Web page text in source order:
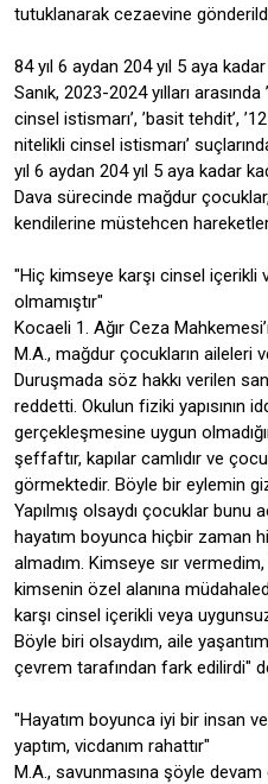
tutuklanarak cezaevine
84 yıl 6 aydan 204 yıl 5 aya
Sanık, 2023-2024 yılları
cinsel istismarı’, ’basit tehdit’,
nitelikli cinsel istismarı’
yıl 6 aydan 204 yıl 5 aya kadar
Dava sürecinde mağdur
kendilerine müstehcen
"Hiç kimseye karşı cinsel içerikli
olmamıştır"
Kocaeli 1. Ağır Ceza
M.A., mağdur çocukların aileleri
Duruşmada söz hakkı verilen
reddetti. Okulun fiziki yapısının
gerçekleşmesine uygun
şeffaftır, kapılar camlıdır ve
görmektedir. Böyle bir eylemin
Yapılmış olsaydı çocuklar bunu
hayatım boyunca hiçbir zaman
almadım. Kimseye sır
kimsenin özel alanına
karşı cinsel içerikli veya
Böyle biri olsaydım, aile
çevrem tarafından fark edilirdi"
"Hayatım boyunca iyi bir insan
yaptım, vicdanım rahattır"
M.A., savunmasına şöyle devam